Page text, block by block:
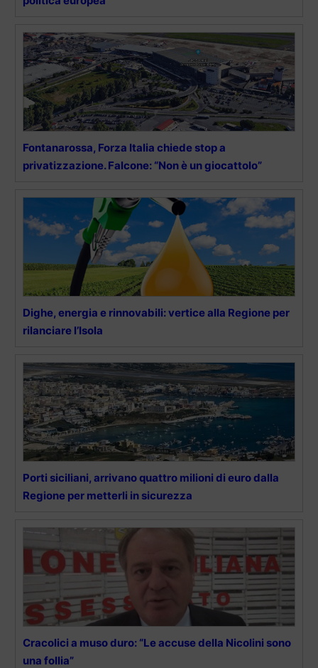
Fontanarossa, Forza Italia chiede stop a
privatizzazione. Falcone: “Non è un giocattolo”
Dighe, energia e rinnovabili: vertice alla Regione per
rilanciare l’Isola
Porti siciliani, arrivano quattro milioni di euro dalla
Regione per metterli in sicurezza
Cracolici a muso duro: “Le accuse della Nicolini sono
una follia”